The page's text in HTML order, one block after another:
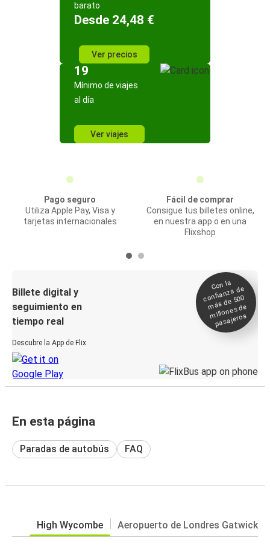
barato
Desde 24,48 €
Ver precios
19
Mínimo de viajes
al día
Ver viajes
Pago seguro
Utiliza Apple Pay, Visa y
tarjetas internacionales
Fácil de comprar
Consigue tus billetes online,
en nuestra app o en una
Flixshop
Billete digital y
seguimiento en
tiempo real
Descubre la App de Flix
Con la
confianza de
más de 500
millones de
pasajeros
En esta página
Paradas de autobús FAQ
High Wycombe Aeropuerto de Londres Gatwick